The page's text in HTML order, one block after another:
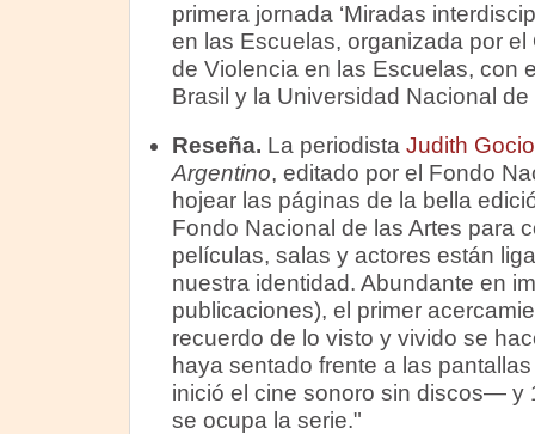
primera jornada ‘Miradas
en las Escuelas, organizada por el
de Violencia en las Escuelas, con
Brasil y la Universidad Nacional
Reseña. La periodista Judith
Argentino, editado por el Fondo
hojear las páginas de la bella
Fondo Nacional de las Artes para
películas, salas y actores están
nuestra identidad. Abundante en
publicaciones), el primer
recuerdo de lo visto y vivido se
haya sentado frente a las
inició el cine sonoro sin discos— y
se ocupa la serie."